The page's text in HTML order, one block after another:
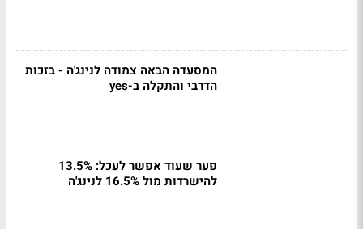
המסעדה הבאה צמודה לנינג'ה - בזכות
הדרבי והתקלה ב-yes
פער שעוד אפשר לעכל: 13.5%
להישרדות מול 16.5% לנינג'ה